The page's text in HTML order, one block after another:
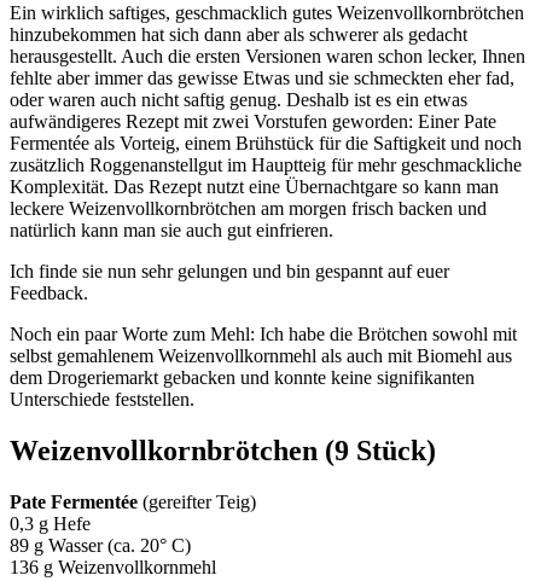
Ein wirklich saftiges, geschmacklich gutes Weizenvollkornbrötchen
hinzubekommen hat sich dann aber als schwerer als gedacht
herausgestellt. Auch die ersten Versionen waren schon lecker, Ihnen
fehlte aber immer das gewisse Etwas und sie schmeckten eher fad,
oder waren auch nicht saftig genug. Deshalb ist es ein etwas
aufwändigeres Rezept mit zwei Vorstufen geworden: Einer Pate
Fermentée als Vorteig, einem Brühstück für die Saftigkeit und noch
zusätzlich Roggenanstellgut im Hauptteig für mehr geschmackliche
Komplexität. Das Rezept nutzt eine Übernachtgare so kann man
leckere Weizenvollkornbrötchen am morgen frisch backen und
natürlich kann man sie auch gut einfrieren.
Ich finde sie nun sehr gelungen und bin gespannt auf euer
Feedback.
Noch ein paar Worte zum Mehl: Ich habe die Brötchen sowohl mit
selbst gemahlenem Weizenvollkornmehl als auch mit Biomehl aus
dem Drogeriemarkt gebacken und konnte keine signifikanten
Unterschiede feststellen.
Weizenvollkornbrötchen (9 Stück)
Pate Fermentée (gereifter Teig)
0,3 g Hefe
89 g Wasser (ca. 20° C)
136 g Weizenvollkornmehl